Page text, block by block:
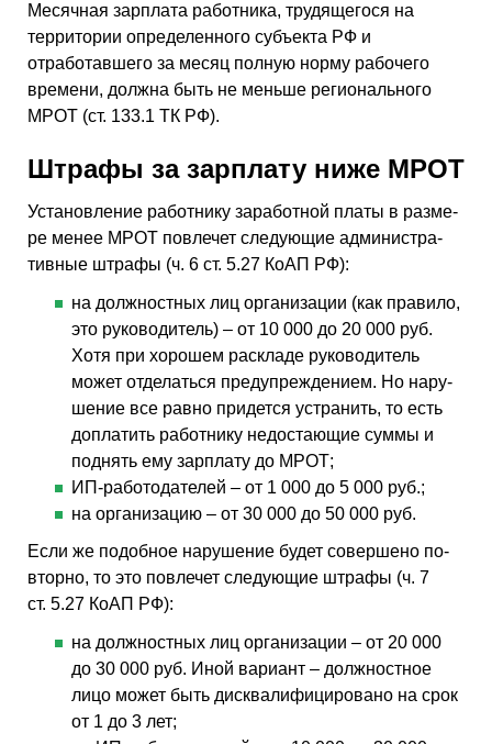
Месячная зарплата работника, трудящегося на
территории определенного субъекта РФ и
отработавшего за месяц полную норму рабочего
времени, должна быть не меньше регионального
МРОТ (ст. 133.1 ТК РФ).
Штрафы за зарплату ниже МРОТ
Уста­нов­ле­ние ра­бот­ни­ку за­ра­бот­ной платы в раз­ме­
ре менее МРОТ по­вле­чет сле­ду­ю­щие ад­ми­ни­стра­
тив­ные штра­фы (ч. 6 ст. 5.27 КоАП РФ):
на долж­ност­ных лиц ор­га­ни­за­ции (как пра­ви­ло,
это ру­ко­во­ди­тель) – от 10 000 до 20 000 руб.
Хотя при хо­ро­шем рас­кла­де ру­ко­во­ди­тель
может от­де­лать­ся пре­ду­пре­жде­ни­ем. Но на­ру­
ше­ние все равно при­дет­ся устра­нить, то есть
до­пла­тить ра­бот­ни­ку недо­ста­ю­щие суммы и
под­нять ему зар­пла­ту до МРОТ;
ИП-ра­бо­то­да­те­лей – от 1 000 до 5 000 руб.;
на ор­га­ни­за­цию – от 30 000 до 50 000 руб.
Если же по­доб­ное на­ру­ше­ние будет со­вер­ше­но по­
втор­но, то это по­вле­чет сле­ду­ю­щие штра­фы (ч. 7
ст. 5.27 КоАП РФ):
на долж­ност­ных лиц ор­га­ни­за­ции – от 20 000
до 30 000 руб. Иной ва­ри­ант – долж­ност­ное
лицо может быть дис­ква­ли­фи­ци­ро­ва­но на срок
от 1 до 3 лет;